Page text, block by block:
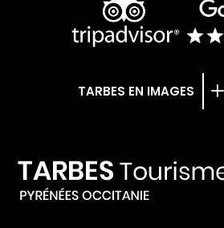
TARBES EN IMAGES